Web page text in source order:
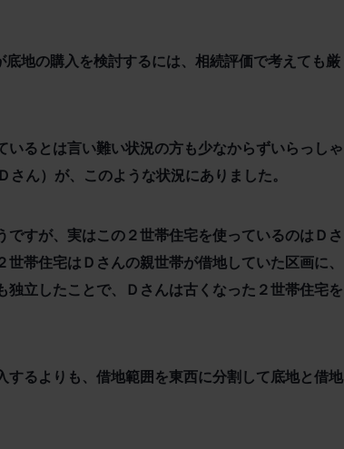
地の購入を検討するには、相続評価で考えても厳
るとは言い難い状況の方も少なからずいらっしゃ
ん）が、このような状況にありました。
すが、実はこの２世帯住宅を使っているのはＤさ
帯住宅はＤさんの親世帯が借地していた区画に、
立したことで、Ｄさんは古くなった２世帯住宅を
するよりも、借地範囲を東西に分割して底地と借地